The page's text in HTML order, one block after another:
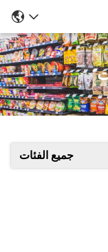
جميع الفئات